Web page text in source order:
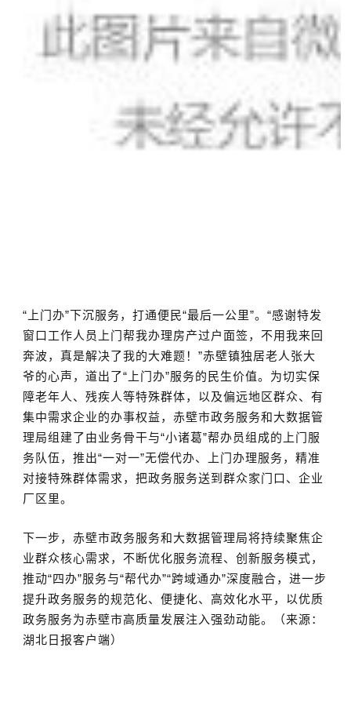
“上门办”下沉服务，打通便民“最后一公里”。“感谢特发
窗口工作人员上门帮我办理房产过户面签，不用我来回
奔波，真是解决了我的大难题！”赤壁镇独居老人张大
爷的心声，道出了“上门办”服务的民生价值。为切实保
障老年人、残疾人等特殊群体，以及偏远地区群众、有
集中需求企业的办事权益，赤壁市政务服务和大数据管
理局组建了由业务骨干与“小诸葛”帮办员组成的上门服
务队伍，推出“一对一”无偿代办、上门办理服务，精准
对接特殊群体需求，把政务服务送到群众家门口、企业
厂区里。
下一步，赤壁市政务服务和大数据管理局将持续聚焦企
业群众核心需求，不断优化服务流程、创新服务模式，
推动“四办”服务与“帮代办”“跨域通办”深度融合，进一步
提升政务服务的规范化、便捷化、高效化水平，以优质
政务服务为赤壁市高质量发展注入强劲动能。
（来源：
湖北日报客户端）